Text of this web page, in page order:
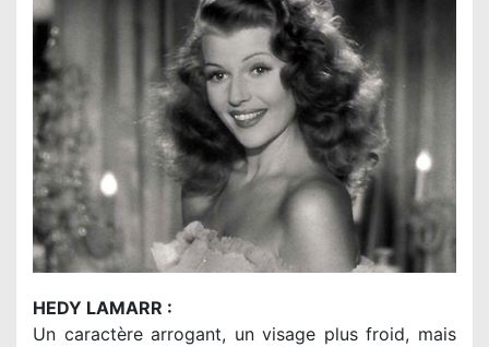
HEDY LAMARR :
Un caractère arrogant, un visage plus froid, mais